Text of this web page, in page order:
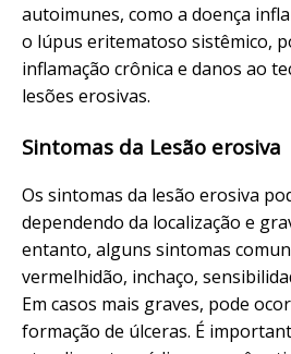
autoimunes, como a doença
o lúpus eritematoso sistêmico,
inflamação crônica e danos ao
lesões erosivas.
Sintomas da Lesão erosiva
Os sintomas da lesão erosiva
dependendo da localização e
entanto, alguns sintomas
vermelhidão, inchaço,
Em casos mais graves, pode
formação de úlceras. É